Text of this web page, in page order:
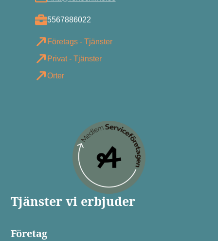
5567886022
Företags - Tjänster
Privat - Tjänster
Orter
Tjänster vi erbjuder
Företag